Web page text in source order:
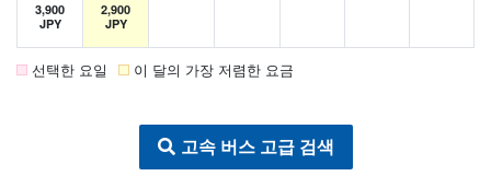
3,900
JPY
2,900
JPY
선택한 요일 이 달의 가장 저렴한 요금
고속 버스 고급 검색